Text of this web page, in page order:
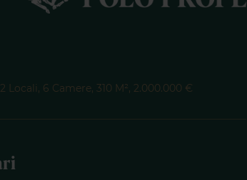
Locali, 6 Camere, 310 M², 2.000.000 €